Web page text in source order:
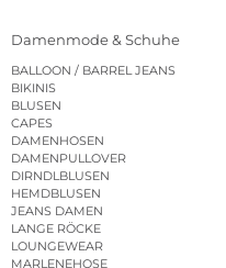
Damenmode & Schuhe
BALLOON / BARREL JEANS
BIKINIS
BLUSEN
CAPES
DAMENHOSEN
DAMENPULLOVER
DIRNDLBLUSEN
HEMDBLUSEN
JEANS DAMEN
LANGE RÖCKE
LOUNGEWEAR
MARLENEHOSE